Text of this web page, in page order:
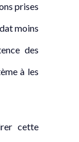
prises
moins
des
à les
cette